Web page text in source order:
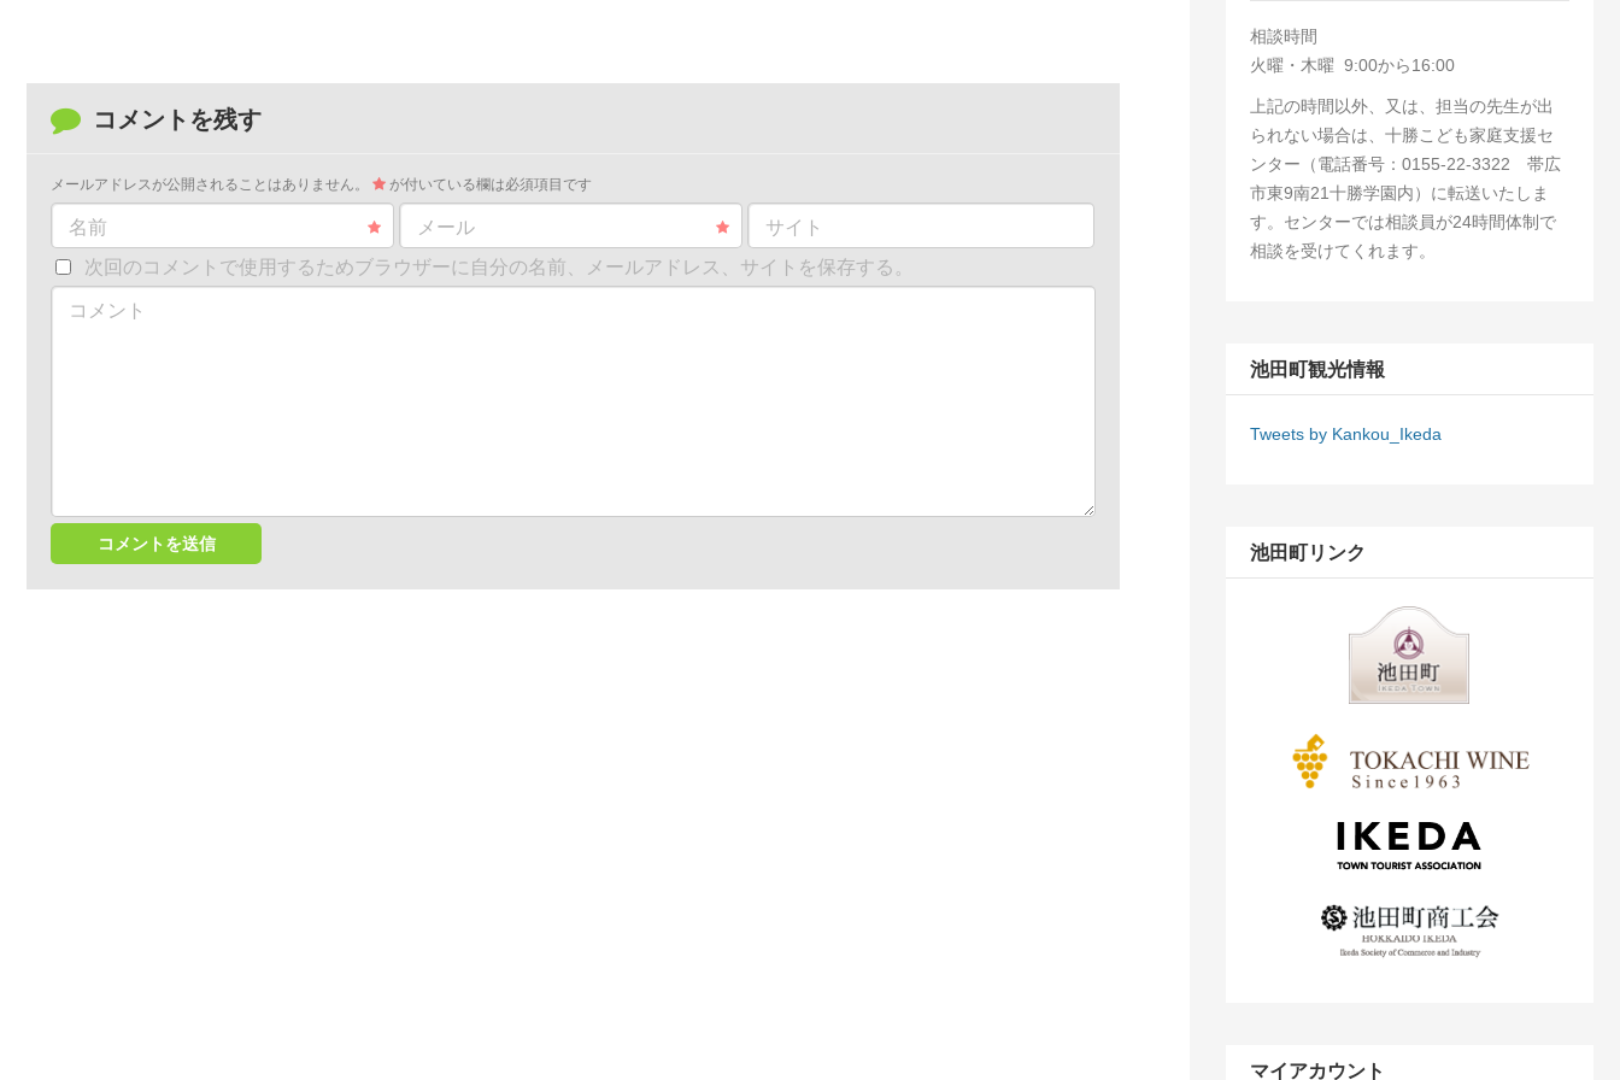
コメントを残す
メールアドレスが公開されることはありません。 が付いている欄は必須項目です
名前 メール
サイト
次回のコメントで使用するためブラウザーに自分の名前、メールアドレス、サイトを保存する。
コメント
相談時間
火曜・木曜 9:00から16:00
上記の時間以外、又は、担当の先生が出
られない場合は、十勝こども家庭支援セ
ンター（電話番号：0155-22-3322 帯広
市東9南21十勝学園内）に転送いたしま
す。センターでは相談員が24時間体制で
相談を受けてくれます。
池田町観光情報
Tweets by Kankou_Ikeda
池田町リンク
マイアカウント